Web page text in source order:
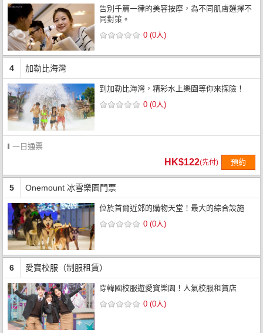
告別千篇一律的美容按摩，為不同肌膚選擇不
同對策。
0 (0人)
4 加勒比海灣
到加勒比海灣，精彩水上樂園等你來探險！
0 (0人)
一日通票
預約
HK$122(先付)
5 Onemount 冰雪樂園門票
位於首爾近郊的購物天堂！最大的綜合設施
0 (0人)
6 愛寶校服（制服租賃）
穿韓國校服遊愛寶樂園！人氣校服租賃店
0 (0人)